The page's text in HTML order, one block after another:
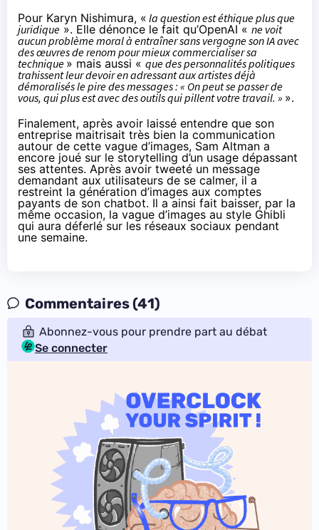
Pour Karyn Nishimura, « la question est éthique plus que
juridique ». Elle dénonce le fait qu’OpenAI « ne voit
aucun problème moral à entraîner sans vergogne son IA avec
des œuvres de renom pour mieux commercialiser sa
technique » mais aussi « que des personnalités politiques
trahissent leur devoir en adressant aux artistes déjà
démoralisés le pire des messages : « On peut se passer de
vous, qui plus est avec des outils qui pillent votre travail. » ».
Finalement, après avoir laissé entendre que son
entreprise maitrisait très bien la communication
autour de cette vague d’images, Sam Altman a
encore joué sur le storytelling d’un usage dépassant
ses attentes. Après avoir tweeté un message
demandant aux utilisateurs de se calmer, il a
restreint la génération d’images aux comptes
payants de son chatbot. Il a ainsi fait baisser, par la
même occasion, la vague d’images au style Ghibli
qui aura déferlé sur les réseaux sociaux pendant
une semaine.
Commentaires (41)
Abonnez-vous pour prendre part au débat
Se connecter